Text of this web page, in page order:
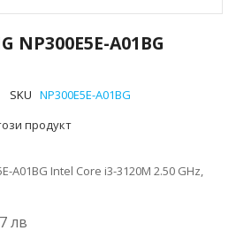
NP300E5E-A01BG
SKU NP300E5E-A01BG
продукт
A01BG Intel Core i3-3120M 2.50 GHz,
лв